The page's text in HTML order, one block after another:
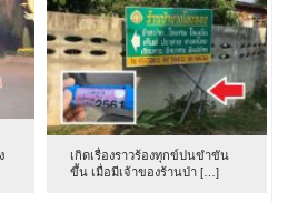
เกิดเรื่องราวร้องทุกข์ปนขำขัน
ขึ้น เมื่อมีเจ้าของร้านป่า […]